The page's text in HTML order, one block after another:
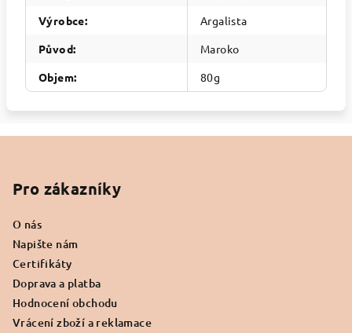
Výrobce:
Argalista
Původ:
Maroko
Objem: 80g
Pro zákazníky
O nás
Napište nám
Certifikáty
Doprava a platba
Hodnocení obchodu
Vrácení zboží a reklamace